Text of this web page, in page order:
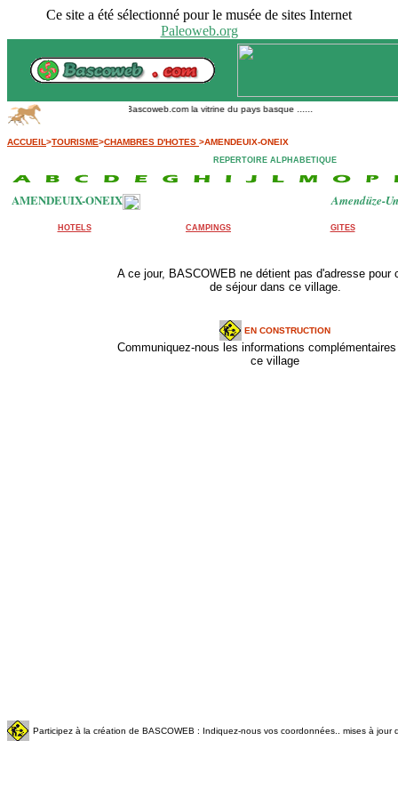
Ce site a été sélectionné pour le musée de sites Internet
Paleoweb.org
Bascoweb.com la vitrine du pays basque ......
ACCUEIL>TOURISME>CHAMBRES D'HOTES >AMENDEUIX-ONEIX
REPERTOIRE ALPHABETIQUE
AMENDEUIX-ONEIX Amendüze-
HOTELS CAMPINGS GITES
A ce jour, BASCOWEB ne détient pas d'adresse pour
de séjour dans ce village.
EN CONSTRUCTION
Communiquez-nous les informations
ce village
Participez à la création de BASCOWEB : Indiquez-nous vos coordonnées.. mises à jour